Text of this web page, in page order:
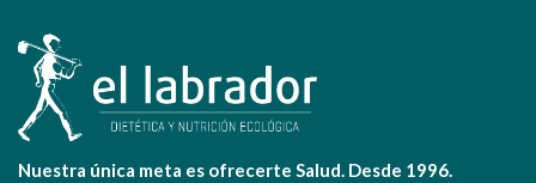
Nuestra única meta es ofrecerte Salud. Desde 1996.